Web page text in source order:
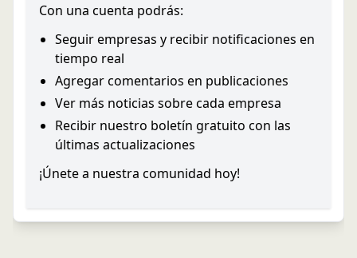
Con una cuenta podrás:
Seguir empresas y recibir notificaciones en
tiempo real
Agregar comentarios en publicaciones
Ver más noticias sobre cada empresa
Recibir nuestro boletín gratuito con las
últimas actualizaciones
¡Únete a nuestra comunidad hoy!